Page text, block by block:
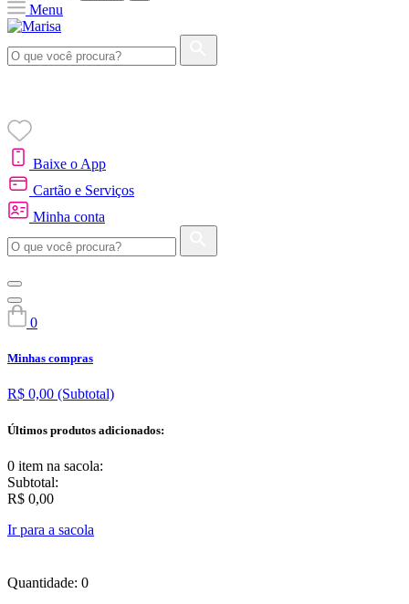
Menu
Baixe o App
Cartão e Serviços
Minha conta
0
Minhas compras
R$ 0,00 (Subtotal)
Últimos produtos adicionados:
0 item na sacola:
Subtotal:
R$ 0,00
Ir para a sacola
Quantidade: 0